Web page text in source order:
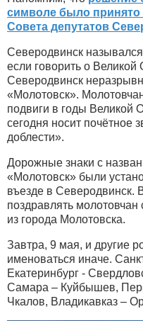
символе было принято
Совета депутатов
Северодвинск
если говорить о Великой
Северодвинск
«Молотовск».
подвиги в годы Великой
сегодня носит почётное
доблести».
Дорожные знаки с
«Молотовск» были
въезде в
поздравлять молотовчан
из города Молотовска.
Завтра, 9 мая, и другие
именоваться иначе.
Екатеринбург -
Самара – Куйбышев,
Чкалов, Владикавказ –